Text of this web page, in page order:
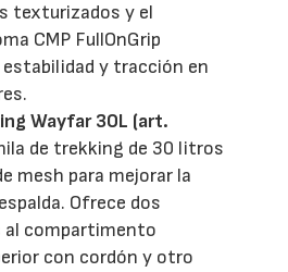
texturizados y el
CMP FullOnGrip
y tracción en
Wayfar 30L (art.
de trekking de 30 litros
mesh para mejorar la
Ofrece dos
al compartimento
con cordón y otro